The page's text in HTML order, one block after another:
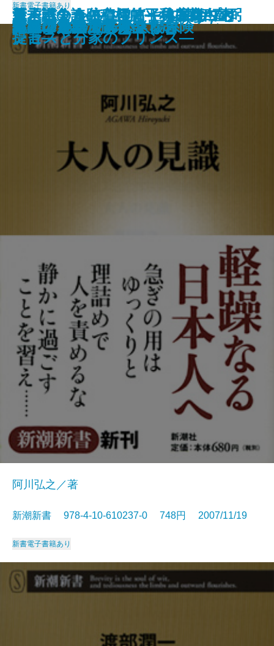
アラブの大富豪
幕末バトル・ロワイヤル 井伊直弼
の首
すべらない敬語
庭と日本人
女になりたがる男たち
「痴呆老人」は何を見ているか
文明としての教育
江戸奉公人の心得帖―呉服商白木
屋の日常―
温泉文学論
日本語の奇跡―〈アイウエオ〉と
〈いろは〉の発明―
新書電子書籍あり
大人の見識
阿川弘之／著
新潮新書 978-4-10-610237-0 748円 2007/11/19
新書電子書籍あり
新書で入門 新しい太陽系
ワインをめぐる小さな冒険
日本は世界で第何位？
マユツバ語大辞典
健康の天才たち
草野球をとことん楽しむ
議論のルールブック
新・戦争論―積極的平和主義への
提言―
愛子さまと悠仁さま―本家のプリ
ンセスと分家のプリンス―